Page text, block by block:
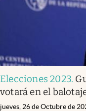
Elecciones 2023.
votará en el
jueves, 26 de Octubre de